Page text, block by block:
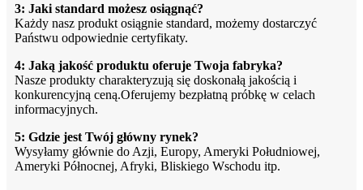
3: Jaki standard możesz osiągnąć?
Każdy nasz produkt osiągnie standard, możemy dostarczyć
Państwu odpowiednie certyfikaty.
4: Jaką jakość produktu oferuje Twoja fabryka?
Nasze produkty charakteryzują się doskonałą jakością i
konkurencyjną ceną.Oferujemy bezpłatną próbkę w celach
informacyjnych.
5: Gdzie jest Twój główny rynek?
Wysyłamy głównie do Azji, Europy, Ameryki Południowej,
Ameryki Północnej, Afryki, Bliskiego Wschodu itp.